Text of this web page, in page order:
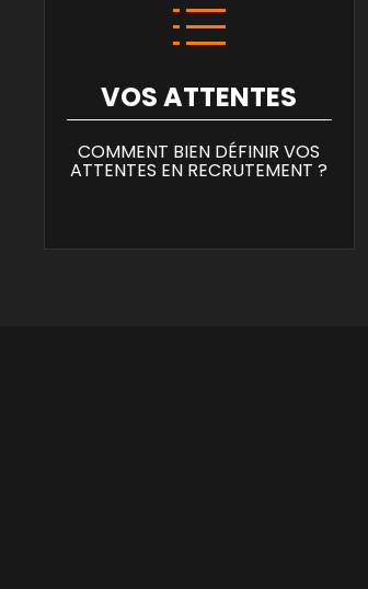
VOS ATTENTES
COMMENT BIEN DÉFINIR VOS
ATTENTES EN RECRUTEMENT ?